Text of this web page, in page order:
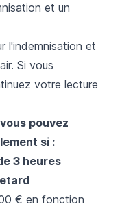
et un
l'indemnisation et
Si vous
votre lecture
pouvez
si :
3 heures
€ en fonction